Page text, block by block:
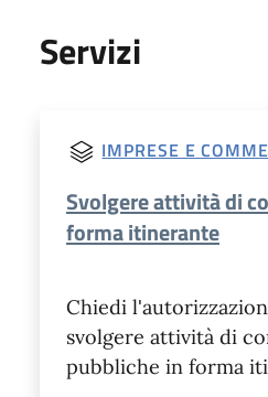
Servizi
IMPRESE E
Svolgere attività di
forma itinerante
Chiedi
svolgere attività di
pubbliche in forma